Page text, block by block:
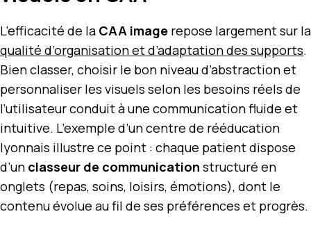
L’efficacité de la CAA image repose largement sur la
qualité d’organisation et d’adaptation des supports.
Bien classer, choisir le bon niveau d’abstraction et
personnaliser les visuels selon les besoins réels de
l’utilisateur conduit à une communication fluide et
intuitive. L’exemple d’un centre de rééducation
lyonnais illustre ce point : chaque patient dispose
d’un classeur de communication structuré en
onglets (repas, soins, loisirs, émotions), dont le
contenu évolue au fil de ses préférences et progrès.